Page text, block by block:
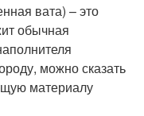
вата) – это
обычная
можно сказать
материалу